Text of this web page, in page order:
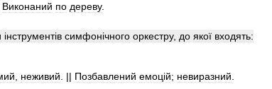
Виконаний по дереву.
інструментів симфонічного оркестру, до якої входять:
неживий . || Позбавлений емоцій; невиразний